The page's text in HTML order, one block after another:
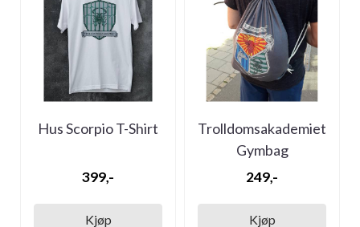
Hus Scorpio T-Shirt
399,-
Kjøp
Trolldomsakademiet
Gymbag
249,-
Kjøp